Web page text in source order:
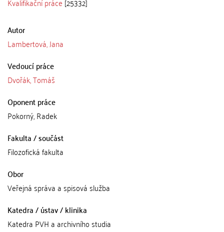
Autor
Lambertová, Jana
Vedoucí práce
Dvořák, Tomáš
Oponent práce
Pokorný, Radek
Fakulta / součást
Filozofická fakulta
Obor
Veřejná správa a spisová služba
Katedra / ústav / klinika
Katedra PVH a archivního studia